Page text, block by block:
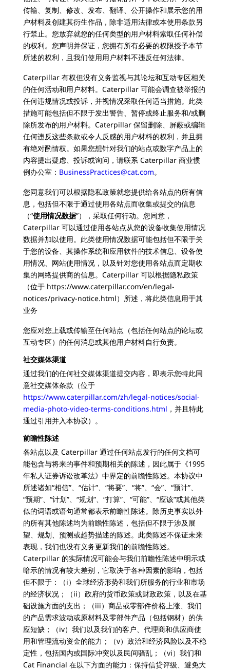
传输、复制、修改、发布、翻译、公开操作和展示您的用
户材料及创建其衍生作品，除非适用法律或本使用条款另
行禁止。您放弃就您的任何类型的用户材料索取任何补偿
的权利。您声明并保证，您拥有所有必要的权限授予本节
所述的权利，且我们使用用户材料不违反任何法律。
Caterpillar 有权但没有义务监视与其论坛和互动专区相关
的任何活动和用户材料。Caterpillar 可能会调查被举报的
任何违规情况或投诉，并视情况采取任何适当措施。此类
措施可能包括但不限于发出警告、暂停或终止服务和/或删
除所发布的用户材料。Caterpillar 保留删除、屏蔽或编辑
任何违反这些条款或令人反感的用户材料的权利，并且拥
有绝对酌情权。如果您想针对我们的站点或数字产品上的
内容提出疑虑、投诉或询问，请联系 Caterpillar 商业惯
例办公室： BusinessPractices@cat.com。
您同意我们可以根据隐私政策就您提供给各站点的所有信
息，包括但不限于通过使用各站点而收集或提交的信息
（“使用情况数据”），采取任何行动。您同意，
Caterpillar 可以通过使用各站点从您的设备收集使用情况
数据并加以使用。此类使用情况数据可能包括但不限于关
于您的设备、其操作系统和应用软件的技术信息、设备使
用情况、网站使用情况，以及针对您使用各站点而定期收
集的网络提供商的信息。Caterpillar 可以根据隐私政策
（位于 https://www.caterpillar.com/en/legal-
notices/privacy-notice.html）所述，将此类信息用于其
业务
您应对您上载或传输至任何站点（包括任何站点的论坛或
互动专区）的任何消息或其他用户材料自行负责。
社交媒体渠道
通过我们的任何社交媒体渠道提交内容，即表示您特此同
意社交媒体条款（位于
https://www.caterpillar.com/zh/legal-notices/social-
media-photo-video-terms-conditions.html ，并且特此
通过引用并入本协议）。
前瞻性陈述
各站点以及 Caterpillar 通过任何站点发行的任何文档可
能包含与将来的事件和预期相关的陈述，因此属于《1995
年私人证券诉讼改革法》中界定的前瞻性陈述。本协议中
所述诸如“相信”、“估计”、“将要”、“将”、“会”、“预计”、
“预期”、“计划”、“规划”、“打算”、“可能”、“应该”或其他类
似的词语或语句通常都表示前瞻性陈述。除历史事实以外
的所有其他陈述均为前瞻性陈述，包括但不限于涉及展
望、规划、预测或趋势描述的陈述。此类陈述不保证未来
表现，我们也没有义务更新我们的前瞻性陈述。
Caterpillar 的实际情况可能会与我们前瞻性陈述中明示或
暗示的情况有较大差别，它取决于各种因素的影响，包括
但不限于：（i）全球经济形势和我们所服务的行业和市场
的经济状况；（ii）政府的货币政策或财政政策，以及在基
础设施方面的支出；（iii）商品或零部件价格上涨、我们
的产品需求波动或原材料及零部件产品（包括钢材）的供
应短缺；（iv）我们以及我们的客户、代理商和供应商使
用和管理流动资金的能力；（v）政治和经济风险以及不稳
定性，包括国内或国际冲突以及民间骚乱；（vi）我们和
Cat Financial 在以下方面的能力：保持信贷评级、避免大